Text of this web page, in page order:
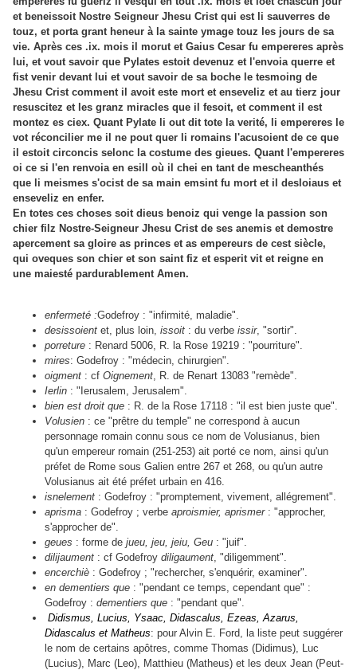
et beneissoit Nostre Seigneur Jhesu Crist qui est li sauverres de
touz, et porta grant heneur à la sainte ymage touz les jours de sa
vie. Après ces .ix. mois il morut et Gaius Cesar fu empereres après
lui, et vout savoir que Pylates estoit devenuz et l'envoia querre et
fist venir devant lui et vout savoir de sa boche le tesmoing de
Jhesu Crist comment il avoit este mort et enseveliz et au tierz jour
resuscitez et les granz miracles que il fesoit, et comment il est
montez es ciex. Quant Pylate li out dit tote la verité, li empereres le
vot réconcilier me il ne pout quer li romains l'acusoient de ce que
il estoit circoncis selonc la costume des gieues. Quant l'empereres
oi ce si l'en renvoia en esill où il chei en tant de mescheanthés
que li meismes s'ocist de sa main emsint fu mort et il desloiaus et
enseveliz en enfer.
En totes ces choses soit dieus benoiz qui venge la passion son
chier filz Nostre-Seigneur Jhesu Crist de ses anemis et demostre
apercement sa gloire as princes et as empereurs de cest siècle,
qui oveques son chier et son saint fiz et esperit vit et reigne en
une maiesté pardurablement Amen.
enfermeté :Godefroy : "infirmité, maladie".
desissoient et, plus loin, issoit : du verbe issir, "sortir".
porreture : Renard 5006, R. la Rose 19219 : "pourriture".
mires: Godefroy : "médecin, chirurgien".
oigment : cf Oignement, R. de Renart 13083 "remède".
Ierlin : "Ierusalem, Jerusalem".
bien est droit que : R. de la Rose 17118 : "il est bien juste que".
Volusien : ce "prêtre du temple" ne correspond à aucun
personnage romain connu sous ce nom de Volusianus, bien
qu'un empereur romain (251-253) ait porté ce nom, ainsi qu'un
préfet de Rome sous Galien entre 267 et 268, ou qu'un autre
Volusianus ait été préfet urbain en 416.
isnelement : Godefroy : "promptement, vivement, allégrement".
aprisma : Godefroy ; verbe aproismier, aprismer: "approcher,
s'approcher de".
geues : forme de jueu, jeu, jeiu, Geu : "juif".
dilijaument : cf Godefroy diligaument, "diligemment".
encerchiè : Godefroy ; "rechercher, s'enquérir, examiner".
en dementiers que : "pendant ce temps, cependant que" :
Godefroy : dementiers que : "pendant que".
Didismus, Lucius, Ysaac, Didascalus, Ezeas, Azarus,
Didascalus et Matheus: pour Alvin E. Ford, la liste peut suggérer
le nom de certains apôtres, comme Thomas (Didimus), Luc
(Lucius), Marc (Leo), Matthieu (Matheus) et les deux Jean (Peut-